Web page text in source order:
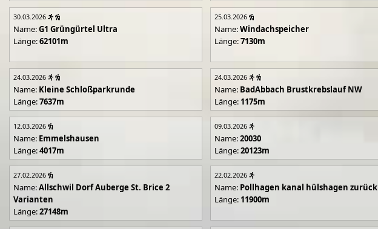
30.03.2026
Name:G1 Grüngürtel Ultra
Länge:62101m
25.03.2026
Name:Windachspeicher
Länge:7130m
24.03.2026
Name: Kleine Schloßparkrunde
Länge:7637m
24.03.2026
Name: BadAbbach Brustkrebslauf NW
Länge: 1175m
12.03.2026
Name: Emmelshausen
Länge:4017m
09.03.2026
Name:20030
Länge:20123m
27.02.2026
Name:Allschwil Dorf Auberge St. Brice 2
Varianten
Länge:27148m
22.02.2026
Name: Pollhagen kanal hülshagen zurück
Länge: 11900m